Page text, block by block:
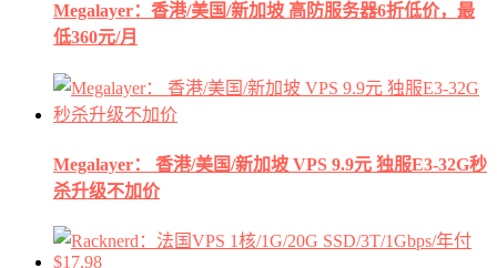
Megalayer：香港/美国/新加坡 高防服务器6折低价，最
低360元/月
Megalayer： 香港/美国/新加坡 VPS 9.9元 独服E3-32G秒
杀升级不加价